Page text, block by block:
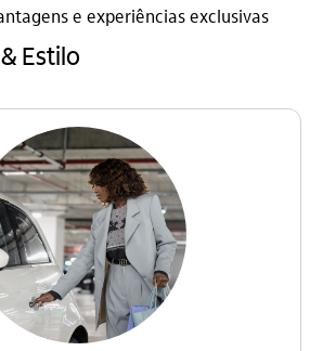
e experiências exclusivas
Estilo